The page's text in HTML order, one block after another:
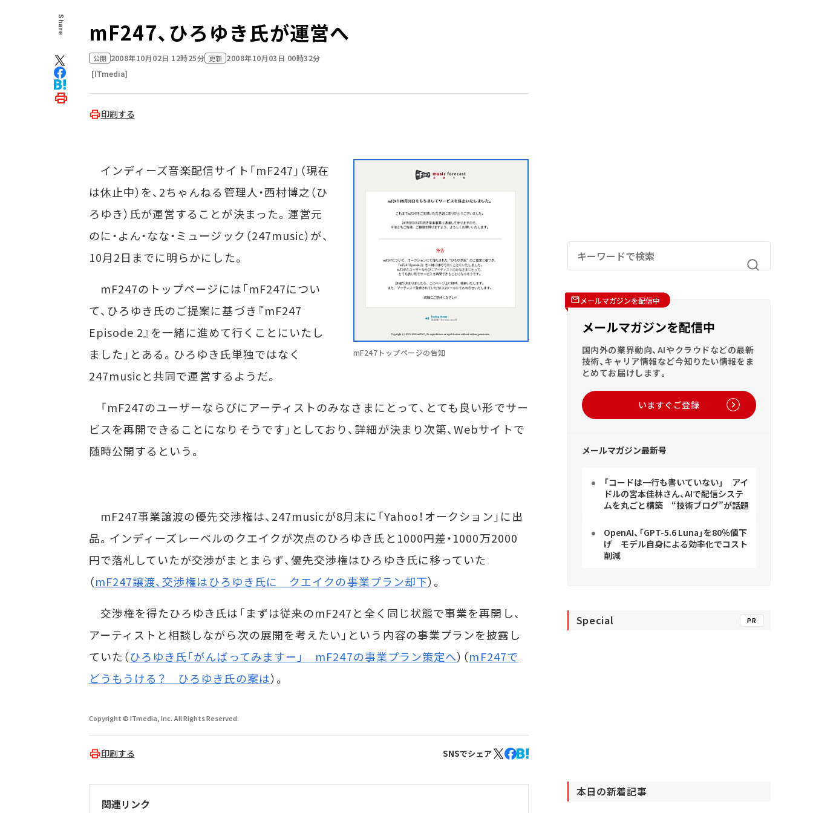
Share mF247、ひろゆき氏が運営へ
公開 2008年10月02日 12時25分 更新 2008年10月03日 00時32分
[ITmedia]
印刷する
mF247トップページの告知
インディーズ音楽配信サイト「mF247」（現在
は休止中）を、2ちゃんねる管理人・西村博之（ひ
ろゆき）氏が運営することが決まった。運営元
のに・よん・なな・ミュージック（247music）が、
10月2日までに明らかにした。
mF247のトップページには「mF247につい
て、ひろゆき氏のご提案に基づき『mF247
Episode 2』を一緒に進めて行くことにいたし
ました」とある。ひろゆき氏単独ではなく
247musicと共同で運営するようだ。
「mF247のユーザーならびにアーティストのみなさまにとって、とても良い形でサー
ビスを再開できることになりそうです」としており、詳細が決まり次第、Webサイトで
随時公開するという。
mF247事業譲渡の優先交渉権は、247musicが8月末に「Yahoo！オークション」に出
品。インディーズレーベルのクエイクが次点のひろゆき氏と1000円差・1000万2000
円で落札していたが交渉がまとまらず、優先交渉権はひろゆき氏に移っていた
（mF247譲渡、交渉権はひろゆき氏に クエイクの事業プラン却下）。
交渉権を得たひろゆき氏は「まずは従来のmF247と全く同じ状態で事業を再開し、
アーティストと相談しながら次の展開を考えたい」という内容の事業プランを披露し
ていた（ひろゆき氏「がんばってみますー」 mF247の事業プラン策定へ）（mF247で
どうもうける？ ひろゆき氏の案は）。
Copyright © ITmedia, Inc. All Rights Reserved.
印刷する SNSでシェア
関連リンク
メールマガジンを配信中
メールマガジンを配信中
国内外の業界動向、AIやクラウドなどの最新
技術、キャリア情報など今知りたい情報をま
とめてお届けします。
いますぐご登録
メールマガジン最新号
「コードは一行も書いていない」 アイ
ドルの宮本佳林さん、AIで配信システ
ムを丸ごと構築 “技術ブログ”が話題
OpenAI、「GPT-5.6 Luna」を80％値下
げ モデル自身による効率化でコスト
削減
Special PR
本日の新着記事